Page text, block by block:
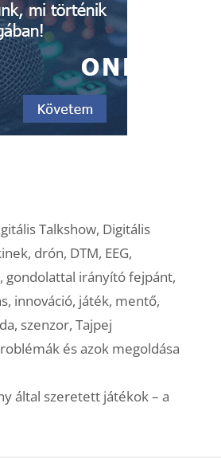
Talkshow, Digitális
, drón, DTM, EEG,
, gondolattal irányító fejpánt,
, innováció, játék, mentő,
, szenzor, Tajpej
és azok megoldása
által szeretett játékok – a